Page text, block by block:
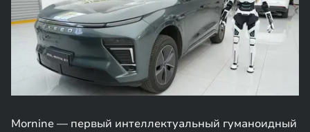
Mornine — первый интеллектуальный гуманоидный